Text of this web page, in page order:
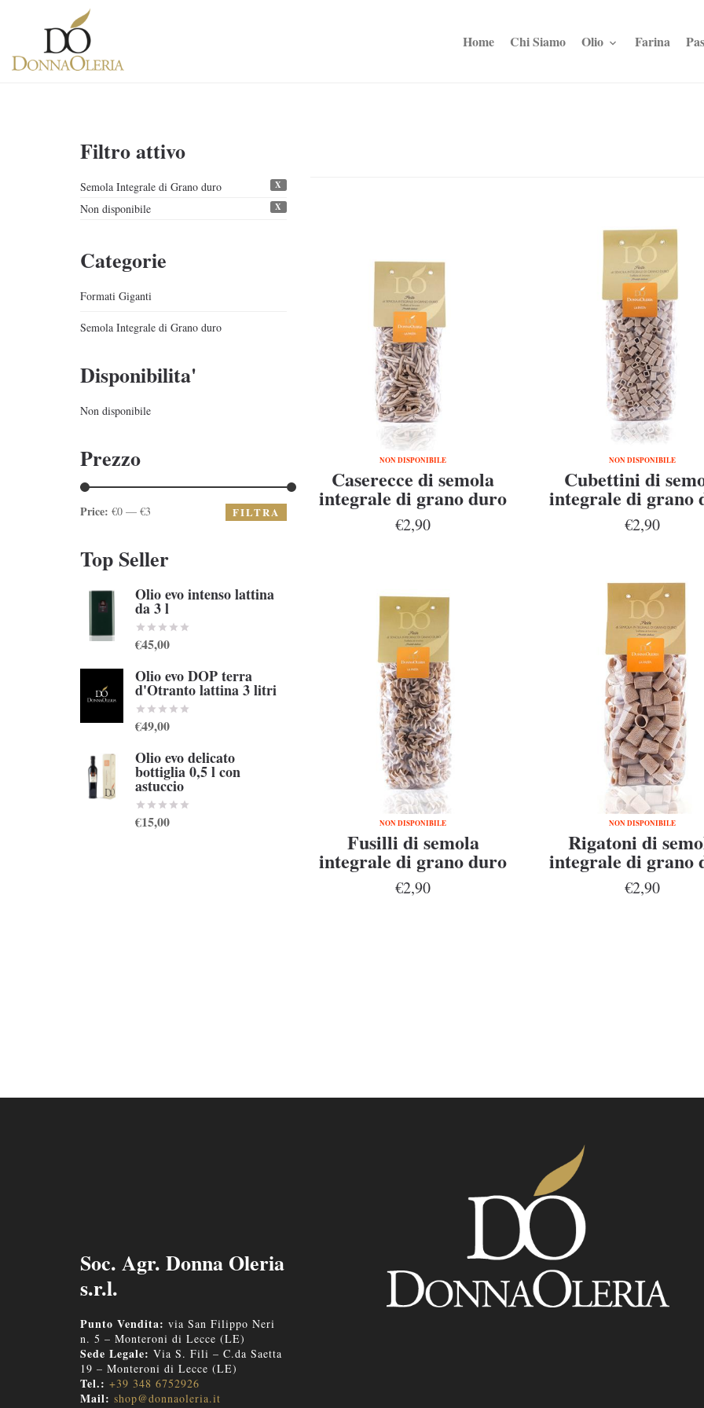
Home Chi Siamo Olio Farina
Filtro attivo
Semola Integrale di Grano duro X
Non disponibile X
Categorie
Formati Giganti
Semola Integrale di Grano duro
Disponibilita'
Non disponibile
Prezzo
Price: €0 — €3 FILTRA
Top Seller
Olio evo intenso lattina
da 3 l
€45,00
Olio evo DOP terra
d'Otranto lattina 3 litri
€49,00
Olio evo delicato
bottiglia 0,5 l con
astuccio
€15,00
NON DISPONIBILE
Caserecce di semola
integrale di grano duro
Senatore Cappelli
€2,90
NON DISPONIBILE
Cubettini di
integrale di grano
Senatore Cappelli
€2,90
NON DISPONIBILE
Fusilli di semola
integrale di grano duro
Senatore Cappelli
€2,90
NON DISPONIBILE
Rigatoni di
integrale di grano
Senatore Cappelli
€2,90
Soc. Agr. Donna Oleria
s.r.l.
Punto Vendita: via San Filippo Neri
n. 5 – Monteroni di Lecce (LE)
Sede Legale: Via S. Fili – C.da Saetta
19 – Monteroni di Lecce (LE)
Tel.: +39 348 6752926
Mail: shop@donnaoleria.it